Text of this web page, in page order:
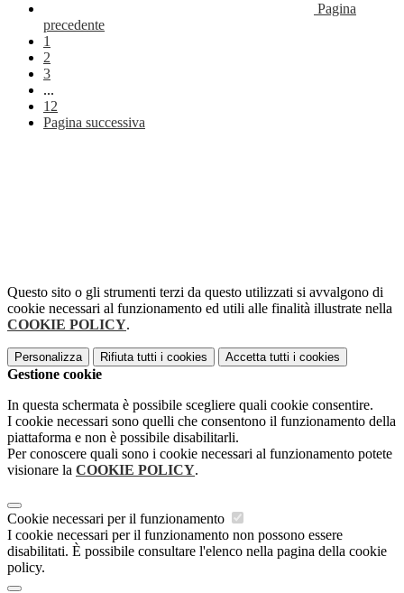
Pagina
precedente
1
2
3
...
12
Pagina successiva
Questo sito o gli strumenti terzi da questo utilizzati si avvalgono di
cookie necessari al funzionamento ed utili alle finalità illustrate nella
COOKIE POLICY.
Personalizza Rifiuta tutti i cookies Accetta tutti i cookies
Gestione cookie
In questa schermata è possibile scegliere quali cookie consentire.
I cookie necessari sono quelli che consentono il funzionamento della
piattaforma e non è possibile disabilitarli.
Per conoscere quali sono i cookie necessari al funzionamento potete
visionare la COOKIE POLICY.
Cookie necessari per il funzionamento
I cookie necessari per il funzionamento non possono essere
disabilitati. È possibile consultare l'elenco nella pagina della cookie
policy.